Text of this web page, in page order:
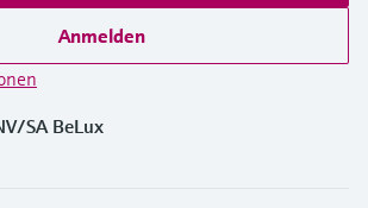
Anmelden
SA BeLux